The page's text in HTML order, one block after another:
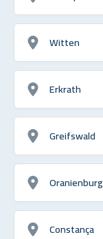
Witten
Erkrath
Greifswald
Oranienburg
Constança